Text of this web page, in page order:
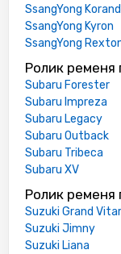
SsangYong
SsangYong Kyron
SsangYong
Ролик ременя
Subaru Forester
Subaru Impreza
Subaru Legacy
Subaru Outback
Subaru Tribeca
Subaru XV
Ролик ременя
Suzuki Grand
Suzuki Jimny
Suzuki Liana